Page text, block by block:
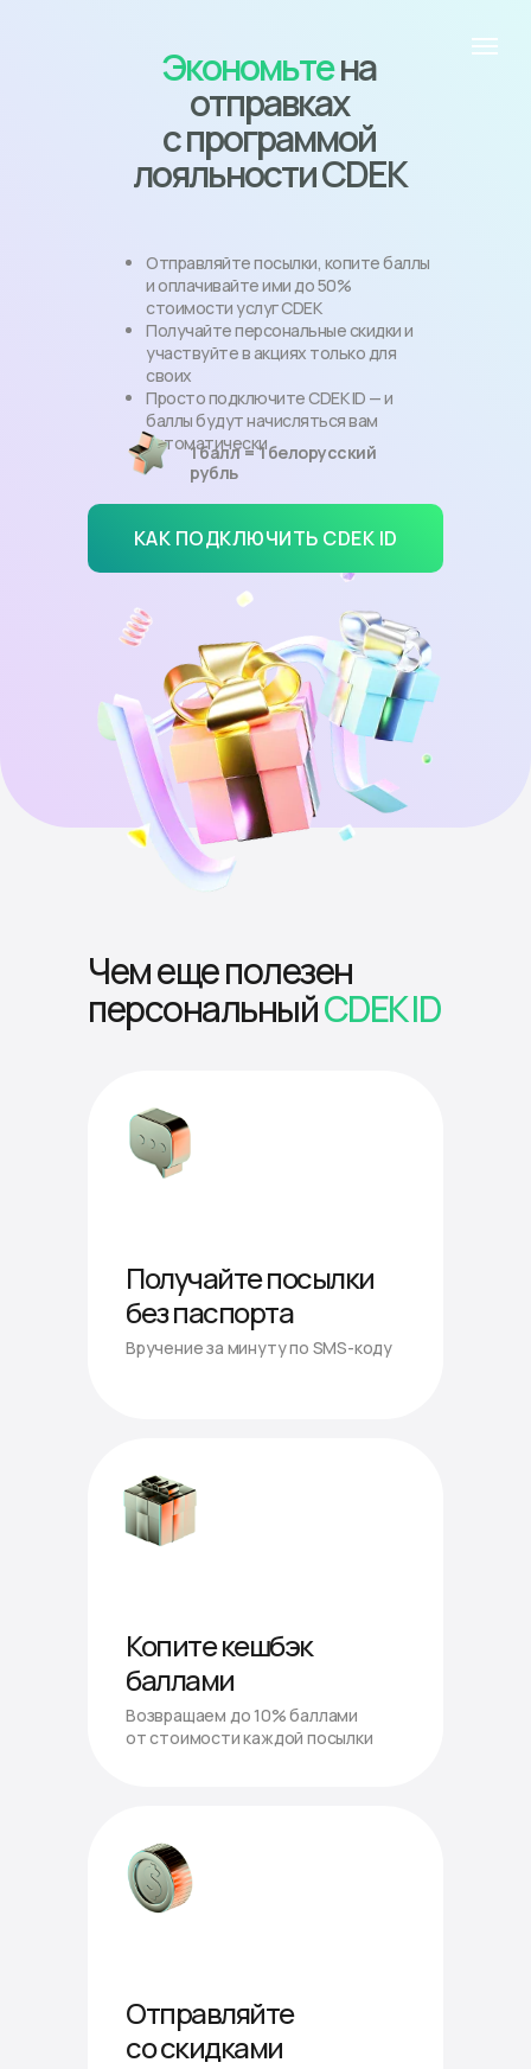
1 балл = 1 белорусский
рубль
Экономьтена
отправках
с программой
лояльности CDEK
Отправляйте посылки, копите баллы
и оплачивайте ими до 50%
стоимости услуг CDEK
Получайте персональные скидки и
участвуйте в акциях только для
своих
Просто подключите CDEK ID — и
баллы будут начисляться вам
автоматически
КАК ПОДКЛЮЧИТЬ CDEK ID
Чем еще полезен
персональныйCDEK ID
Получайте посылки
без паспорта
Копите кешбэк
баллами
Отправляйте
со скидками
Вручение за минуту по SMS-коду
Возвращаем до 10% баллами
от стоимости каждой посылки